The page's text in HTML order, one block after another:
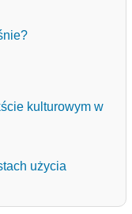
kulturowym w
użycia